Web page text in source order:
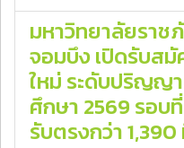
มหาวิทยาลัยราช
จอมบึง เปิดรับส
ใหม่ ระดับปริญญ
ศึกษา 2569 รอบ
รับตรงกว่า